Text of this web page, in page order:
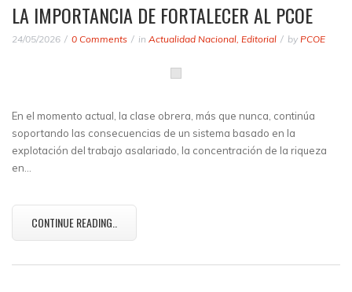
LA IMPORTANCIA DE FORTALECER AL PCOE
24/05/2026 0 Comments in Actualidad Nacional, Editorial by PCOE
En el momento actual, la clase obrera, más que nunca, continúa
soportando las consecuencias de un sistema basado en la
explotación del trabajo asalariado, la concentración de la riqueza
en…
CONTINUE READING..